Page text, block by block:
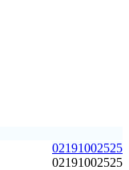
02191002525
02191002525